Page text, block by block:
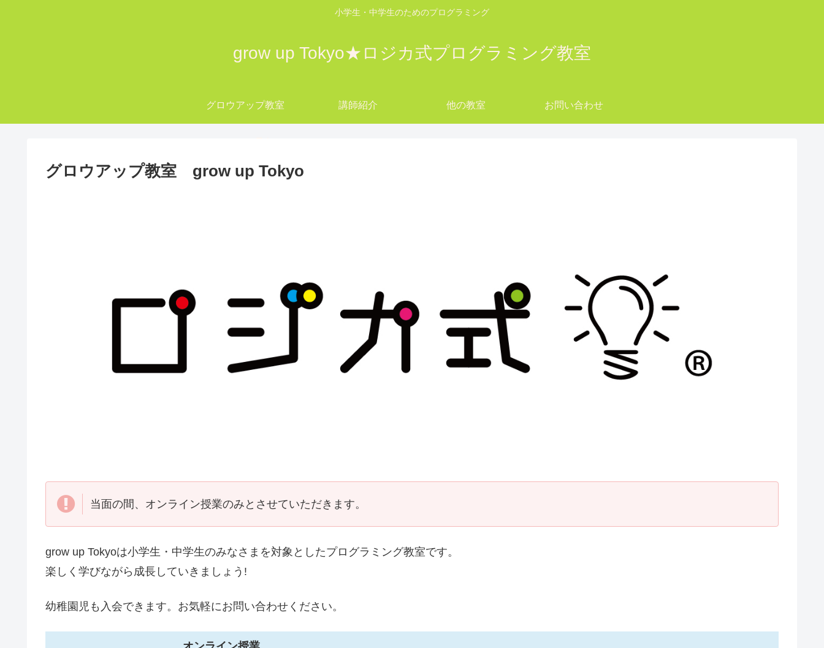
小学生・中学生のためのプログラミング
grow up Tokyo★ロジカ式プログラミング教室
グロウアップ教室 講師紹介 他の教室 お問い合わせ
グロウアップ教室 grow up Tokyo
当面の間、オンライン授業のみとさせていただきます。
grow up Tokyoは小学生・中学生のみなさまを対象としたプログラミング教室です。
楽しく学びながら成長していきましょう!
幼稚園児も入会できます。お気軽にお問い合わせください。